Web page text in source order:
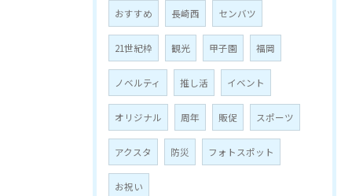
おすすめ 長崎西 センバツ
21世紀枠 観光 甲子園 福岡
ノベルティ 推し活 イベント
オリジナル 周年 販促 スポーツ
アクスタ 防災 フォトスポット
お祝い
お問い合わせはこちら